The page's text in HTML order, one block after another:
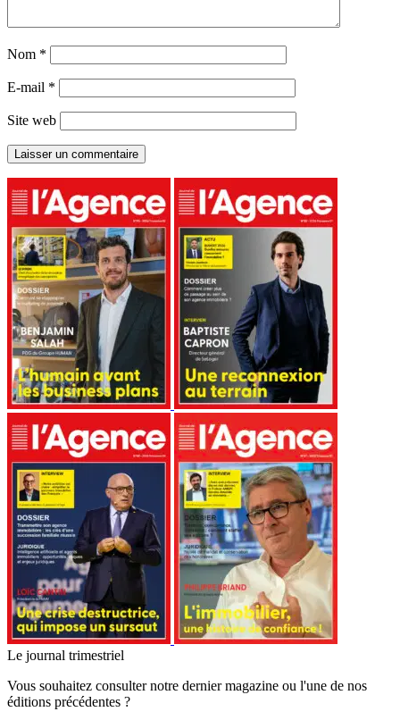
Nom *
E-mail *
Site web
Le journal trimestriel
Vous souhaitez consulter notre dernier magazine ou l'une de nos
éditions précédentes ?